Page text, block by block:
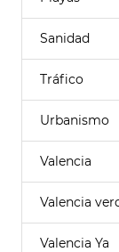
Sanidad
Tráfico
Urbanismo
Valencia
Valencia
Valencia Ya